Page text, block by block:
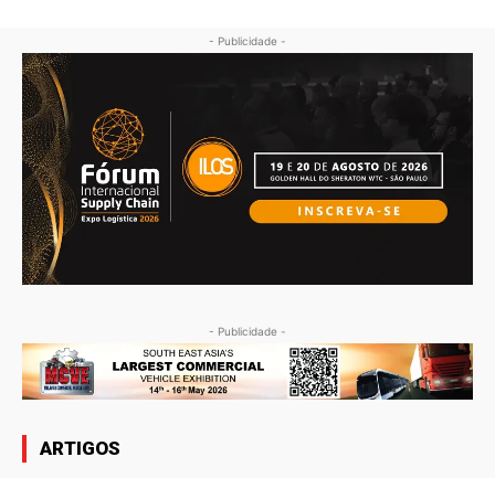
- Publicidade -
- Publicidade -
ARTIGOS